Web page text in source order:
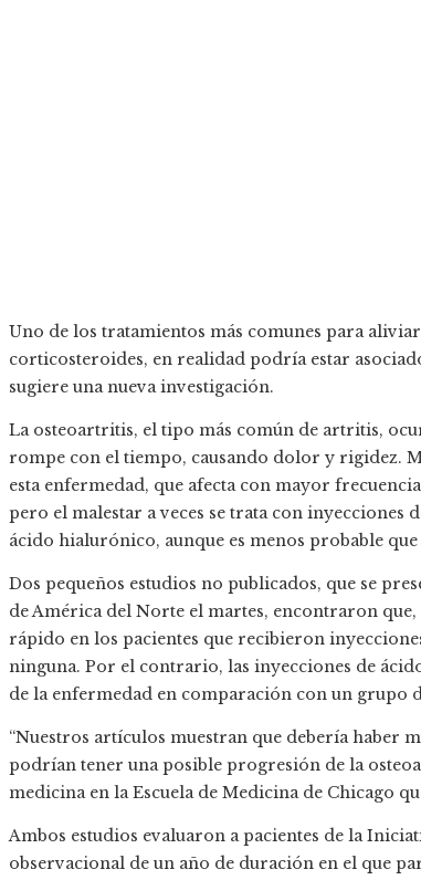
Uno de los tratamientos más comunes para
corticosteroides, en realidad podría estar
sugiere una nueva investigación.
La osteoartritis, el tipo más común de artritis,
rompe con el tiempo, causando dolor y rigidez.
esta enfermedad, que afecta con mayor
pero el malestar a veces se trata con
ácido hialurónico, aunque es menos probable
Dos pequeños estudios no publicados, que se
de América del Norte el martes, encontraron
rápido en los pacientes que recibieron
ninguna. Por el contrario, las inyecciones de
de la enfermedad en comparación con un grupo
“Nuestros artículos muestran que debería haber
podrían tener una posible progresión de la
medicina en la Escuela de Medicina de Chicago
Ambos estudios evaluaron a pacientes de la
observacional de un año de duración en el que